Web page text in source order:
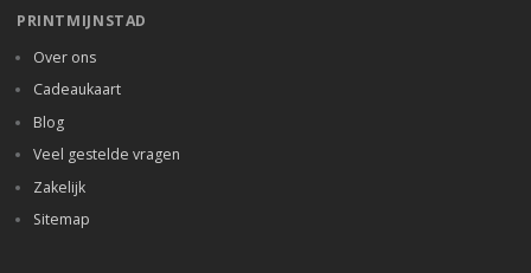
PRINTMIJNSTAD
Over ons
Cadeaukaart
Blog
Veel gestelde vragen
Zakelijk
Sitemap